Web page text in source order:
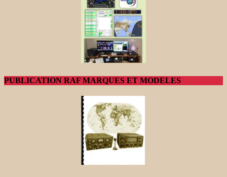
PUBLICATION RAF MARQUES ET MODELES